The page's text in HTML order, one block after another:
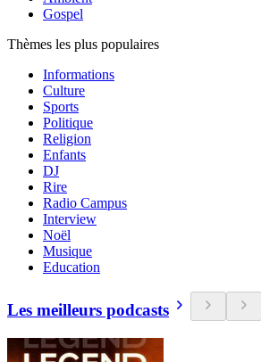
Gospel
Thèmes les plus populaires
Informations
Culture
Sports
Politique
Religion
Enfants
DJ
Rire
Radio Campus
Interview
Noël
Musique
Education
Les meilleurs podcasts